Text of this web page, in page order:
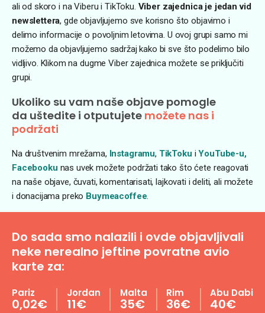
ali od skoro i na Viberu i TikToku. Viber zajednica je jedan vid
newslettera, gde objavljujemo sve korisno što objavimo i
delimo informacije o povoljnim letovima. U ovoj grupi samo mi
možemo da objavljujemo sadržaj kako bi sve što podelimo bilo
vidljivo. Klikom na dugme Viber zajednica možete se priključiti
grupi.
Ukoliko su vam naše objave pomogle
da uštedite i otputujete možete nas i
podržati
Na društvenim mrežama, Instagramu, TikToku iYouTube-u,
Facebooku nas uvek možete podržati tako što ćete reagovati
na naše objave, čuvati, komentarisati, lajkovati i deliti, ali možete
i donacijama preko Buymeacoffee
Do sada smo nalazili i ovde objavljivali
neke nerealno jeftine povratne avio
karte za:
Pariz
0,02€
Jordan
11€
Malta
35€
Rim
36€
Abu Dabi
40€